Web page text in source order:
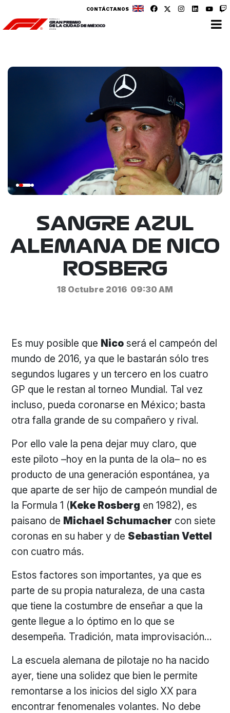
CONTÁCTANOS
SANGRE AZUL
ALEMANA DE NICO
ROSBERG
18 Octubre 2016 09:30 AM
Es muy posible que Nico será el campeón del
mundo de 2016, ya que le bastarán sólo tres
segundos lugares y un tercero en los cuatro
GP que le restan al torneo Mundial. Tal vez
incluso, pueda coronarse en México; basta
otra falla grande de su compañero y rival.
Por ello vale la pena dejar muy claro, que
este piloto –hoy en la punta de la ola– no es
producto de una generación espontánea, ya
que aparte de ser hijo de campeón mundial de
la Formula 1 (Keke Rosberg en 1982), es
paisano de Michael Schumacher con siete
coronas en su haber y de Sebastian Vettel
con cuatro más.
Estos factores son importantes, ya que es
parte de su propia naturaleza, de una casta
que tiene la costumbre de enseñar a que la
gente llegue a lo óptimo en lo que se
desempeña. Tradición, mata improvisación…
La escuela alemana de pilotaje no ha nacido
ayer, tiene una solidez que bien le permite
remontarse a los inicios del siglo XX para
encontrar fenomenales volantes. No debe